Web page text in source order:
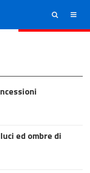
ricerca menu
ed ombre di